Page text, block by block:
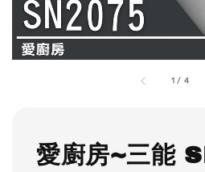
1 / 4
愛廚房~三能